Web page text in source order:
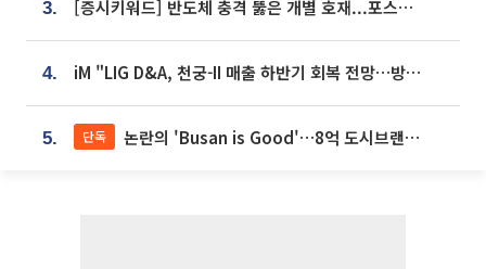
3. [증시키워드] 반도체 충격 뚫은 개별 호재...포스코퓨처엠·에코프로·한화솔루션 '눈길'
4. iM "LIG D&A, 천궁-II 매출 하반기 회복 전망…방산 톱픽 유지"
5. 단독 논란의 'Busan is Good'…8억 도시브랜드, 용산 대통령실 CI 업체가 수행